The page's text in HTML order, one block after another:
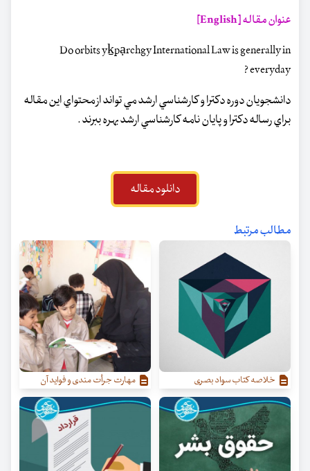
عنوان مقاله [English]
Do orbits yḵpạrchgy International Law is generally in
everyday ?
دانشجويان دوره دكترا و كارشناسي ارشد مي تواند از محتواي اين مقاله
براي رساله دكترا و پايان نامه كارشناسي ارشد بهره ببرند .
دانلود مقاله
مطالب مرتبط
خلاصه کتاب سواد بصری مهارت جرأت مندی و فواید آن